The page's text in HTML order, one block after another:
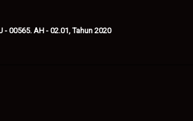
00565. AH - 02.01, Tahun 2020